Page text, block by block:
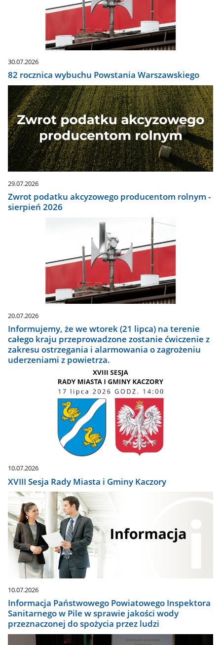
30.07.2026
82 rocznica wybuchu Powstania Warszawskiego
29.07.2026
Zwrot podatku akcyzowego producentom rolnym -
sierpień 2026
20.07.2026
Informujemy, że we wtorek (21 lipca) na terenie
całego kraju przeprowadzone zostanie ćwiczenie z
zakresu ostrzegania i alarmowania o zagrożeniu
uderzeniami z powietrza.
10.07.2026
XVIII Sesja Rady Miasta i Gminy Kaczory
10.07.2026
Informacja Państwowego Powiatowego Inspektora
Sanitarnego w Pile w sprawie jakości wody
przeznaczonej do spożycia przez ludzi